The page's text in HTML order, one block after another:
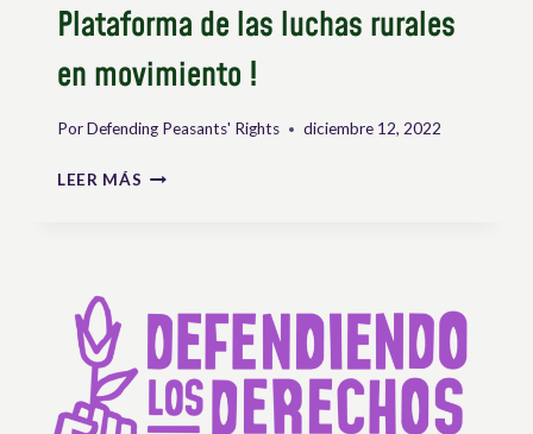
Plataforma de las luchas rurales
en movimiento !
PorDefending Peasants' Rights diciembre 12, 2022
LEER MÁS LANZAMIENTO
PLATAFORMA
DE
LAS
LUCHAS
RURALES